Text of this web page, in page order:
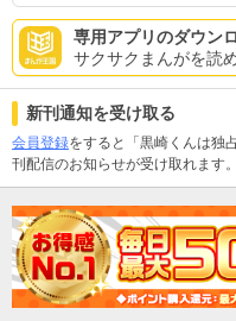
専用アプリのダウン
サクサクまんがを読
新刊通知を受け取る
会員登録をすると「黒崎くんは独
刊配信のお知らせが受け取れます。